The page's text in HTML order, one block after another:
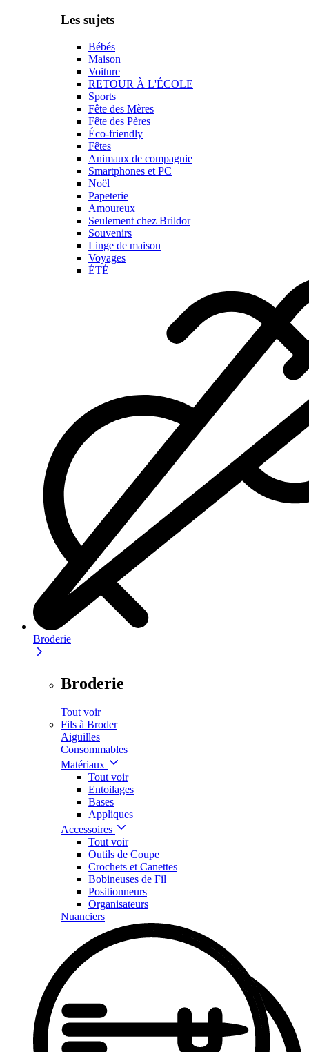
Les sujets
Bébés
Maison
Voiture
RETOUR À L'ÉCOLE
Sports
Fête des Mères
Fête des Pères
Éco-friendly
Fêtes
Animaux de compagnie
Smartphones et PC
Noël
Papeterie
Amoureux
Seulement chez Brildor
Souvenirs
Linge de maison
Voyages
ÉTÉ
Broderie
Broderie
Tout voir
Fils à Broder
Aiguilles
Consommables
Matériaux
Tout voir
Entoilages
Bases
Appliques
Accessoires
Tout voir
Outils de Coupe
Crochets et Canettes
Bobineuses de Fil
Positionneurs
Organisateurs
Nuanciers